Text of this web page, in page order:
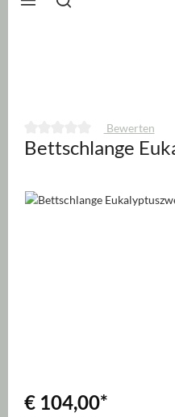
Durchschnittliche Bewertung
Bewerten
Bettschlange
Bildergalerie überspringen
€ 104,00*